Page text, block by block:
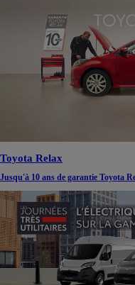
Toyota Relax
Jusqu'à 10 ans de garantie Toyota